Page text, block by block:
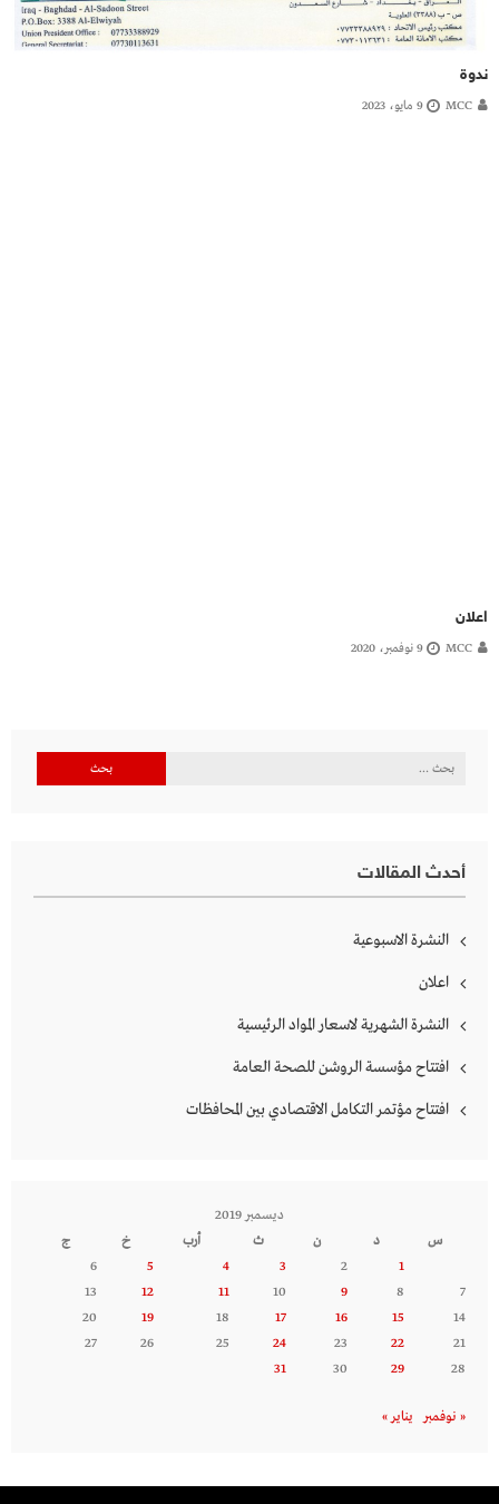
ندوة
MCC 9 مايو، 2023
اعلان
MCC 9 نوفمبر، 2020
البحث
أحدث المقالات
النشرة الاسبوعية
اعلان
النشرة الشهرية لاسعار المواد الرئيسية
افتتاح مؤسسة الروشن للصحة العامة
افتتاح مؤتمر التكامل الاقتصادي بين المحافظات
ديسمبر 2019
س
د ن ث أرب خ
ج
1
2
3
4
5
6
7
8
9
10
11
12
13
14
15
16
17
18
19
20
21
22
23
24
25
26
27
28
29
30
31
« نوفمبر يناير »